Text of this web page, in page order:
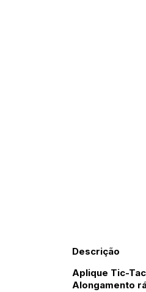
Descrição
Aplique Tic-
Alongamento